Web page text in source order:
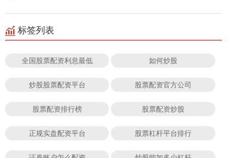
标签列表
全国股票配资利息最低 如何炒股
炒股股票配资平台 股票配资官方公司
股票配资排行榜 股票配资炒股
正规实盘配资平台 股票杠杆平台排行